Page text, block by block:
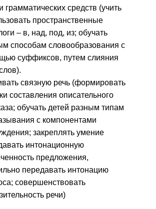
грамматических средств (учить
пространственные
– в, над, под, из; обучать
способам словообразования с
суффиксов, путем слияния
связную речь (формировать
составления описательного
обучать детей разным типам
с компонентами
закреплять умение
интонационную
предложения,
передавать интонацию
совершенствовать
речи)